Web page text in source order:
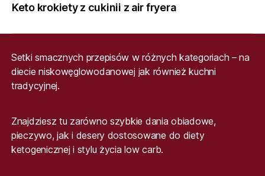
Keto krokiety z cukinii z air fryera
Setki smacznych przepisów w różnych kategoriach – na
diecie niskowęglowodanowej jak również kuchni
tradycyjnej.
Znajdziesz tu zarówno szybkie dania obiadowe,
pieczywo, jak i desery dostosowane do diety
ketogenicznej i stylu życia low carb.